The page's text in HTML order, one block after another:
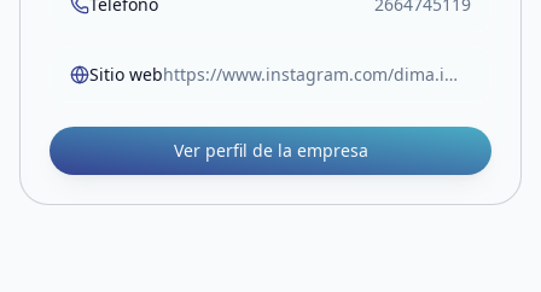
Sitio web https://www.instagram.com/dima.impresiones3d/
Ver perfil de la empresa